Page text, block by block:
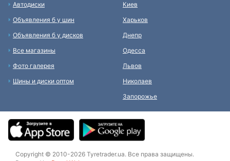
Автодиски
Объявления б у шин
Объявления б у дисков
Все магазины
Фото галерея
Шины и диски оптом
Киев
Харьков
Днепр
Одесса
Львов
Николаев
Запорожье
Copyright © 2010-2026 Tyretrader.ua. Все права защищены.